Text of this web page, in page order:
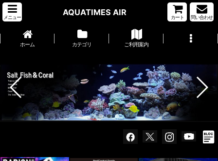
メニュー
AQUATIMES AIR
カート 問い合わせ
ホーム カテゴリ ご利用案内